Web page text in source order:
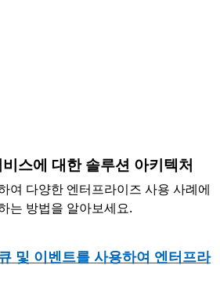
스에 대한 솔루션 아키텍처
여 다양한 엔터프라이즈 사용 사례에
는 방법을 알아보세요.
및 이벤트를 사용하여 엔터프라